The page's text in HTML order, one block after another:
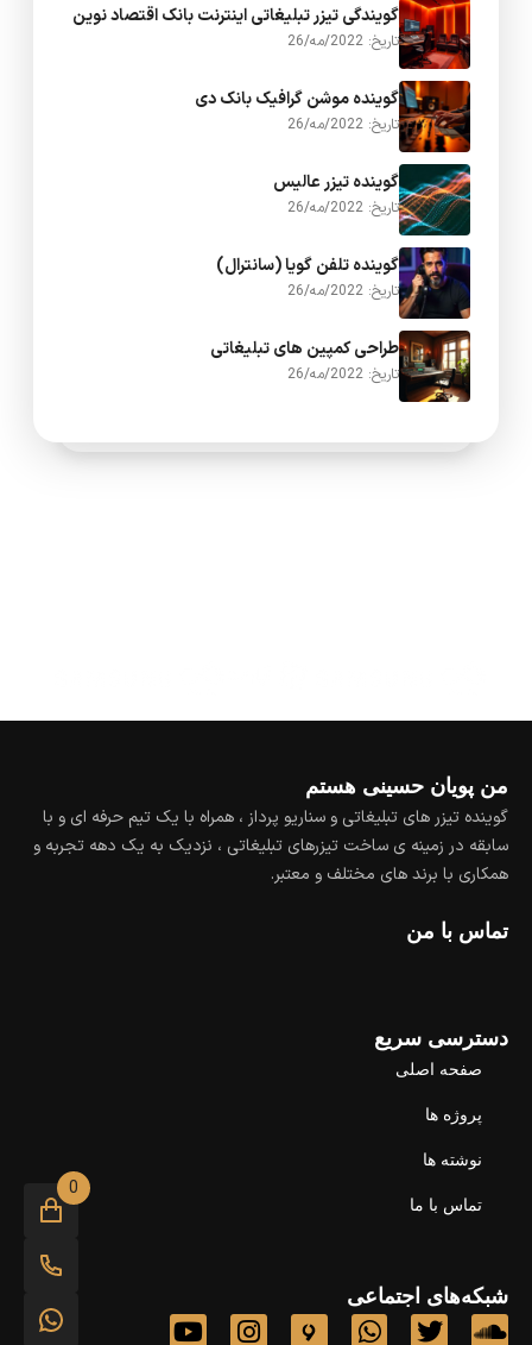
گویندگی تیزر تبلیغاتی اینترنت بانک اقتصاد نوین
تاریخ: 2022/مه/26
گوینده موشن گرافیک بانک دی
تاریخ: 2022/مه/26
گوینده تیزر عالیس
تاریخ: 2022/مه/26
گوینده تلفن گویا (سانترال)
تاریخ: 2022/مه/26
طراحی کمپین های تبلیغاتی
تاریخ: 2022/مه/26
من پویان حسینی هستم
گوینده تیزر های تبلیغاتی و سناریو پرداز ، همراه با یک تیم حرفه ای و با
سابقه در زمینه ی ساخت تیزرهای تبلیغاتی ، نزدیک به یک دهه تجربه و
همکاری با برند های مختلف و معتبر.
تماس با من
دسترسی سریع
صفحه اصلی
پروژه ها
نوشته ها
تماس با ما
شبکه‌های اجتماعی
0